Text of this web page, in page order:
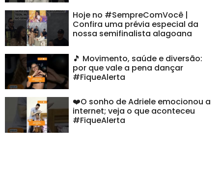
Hoje no #SempreComVocê |
Confira uma prévia especial da
nossa semifinalista alagoana
🎵 Movimento, saúde e diversão:
por que vale a pena dançar
#FiqueAlerta
❤️O sonho de Adriele emocionou a
internet; veja o que aconteceu
#FiqueAlerta